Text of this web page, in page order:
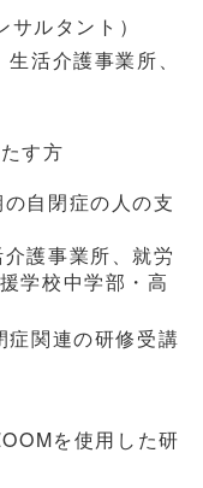
ルタント）
活介護事業所、
す方
自閉症の人の支
護事業所、就労
学校中学部・高
症関連の研修受講
を使用した研